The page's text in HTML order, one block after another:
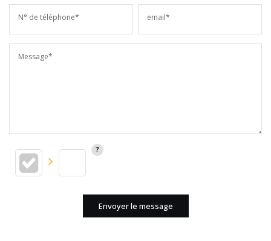
N° de téléphone* email*
Message*
Envoyer le message